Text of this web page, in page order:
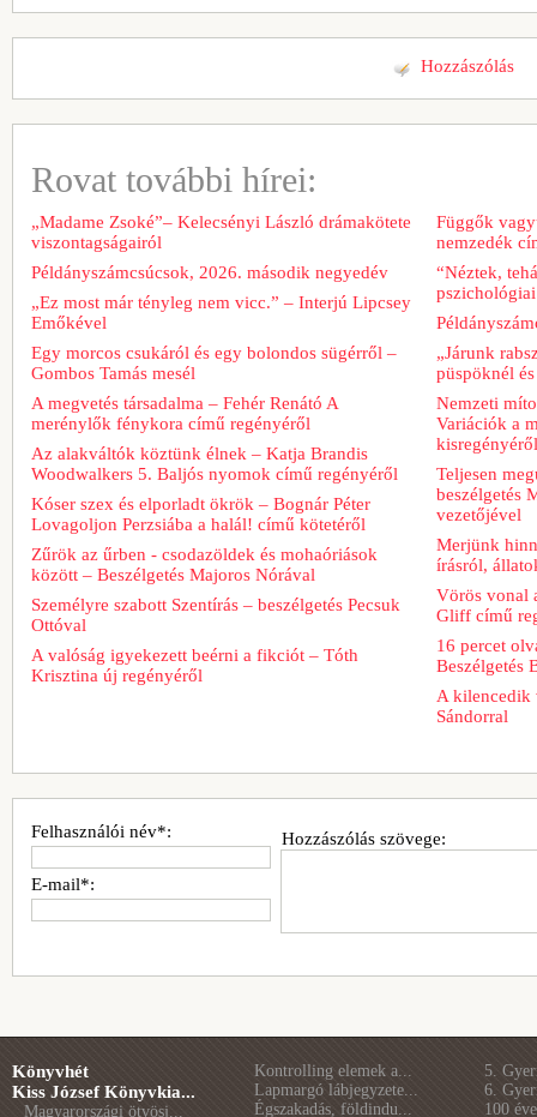
Hozzászólás
Rovat további hírei:
„Madame Zsoké”– Kelecsényi László drámakötete
viszontagságairól
Példányszámcsúcsok, 2026. második negyedév
„Ez most már tényleg nem vicc.” – Interjú Lipcsey
Emőkével
Egy morcos csukáról és egy bolondos sügérről –
Gombos Tamás mesél
A megvetés társadalma – Fehér Renátó A
merénylők fénykora című regényéről
Az alakváltók köztünk élnek – Katja Brandis
Woodwalkers 5. Baljós nyomok című regényéről
Kóser szex és elporladt ökrök – Bognár Péter
Lovagoljon Perzsiába a halál! című kötetéről
Zűrök az űrben - csodazöldek és mohaóriások
között – Beszélgetés Majoros Nórával
Személyre szabott Szentírás – beszélgetés Pecsuk
Ottóval
A valóság igyekezett beérni a fikciót – Tóth
Krisztina új regényéről
Függők
nemzedék
“Néztek,
„Járunk
püspöknél
Nemzeti
Variációk a
kisregényéről
Teljesen
beszélgetés
vezetőjével
Merjünk
írásról,
Vörös vonal
Gliff című
16 percet
Beszélgetés
A kilencedik
Sándorral
Hozzászólás szövege:
Felhasználói név*:
E-mail*:
Könyvhét
Kiss József Könyvkia...
Magyarországi ötvösj...
Kontrolling elemek a...
Lapmargó lábjegyzete...
Égszakadás, földindu...
5.
6.
100